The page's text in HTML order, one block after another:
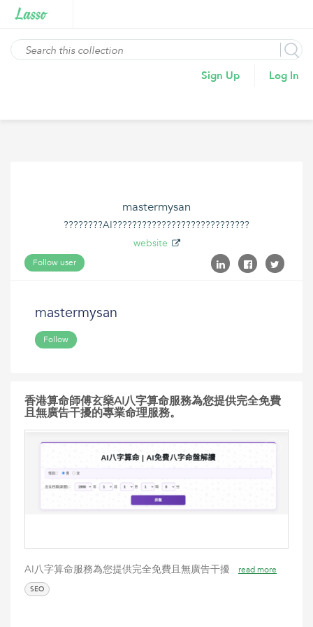
Sign Up Log In
mastermysan
????????AI????????????????????????????
website
Follow user
mastermysan
Follow
香港算命師傅玄燊AI八字算命服務為您提供完全免費
且無廣告干擾的專業命理服務。
AI八字算命服務為您提供完全免費且無廣告干擾 read more
SEO